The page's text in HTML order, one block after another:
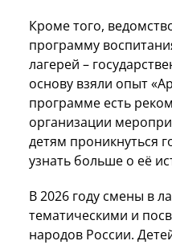
Кроме того,
программу
лагерей –
основу взяли опыт
программе есть
организации
детям проникнуться
узнать больше о её
В 2026 году смены в
тематическими и
народов России.